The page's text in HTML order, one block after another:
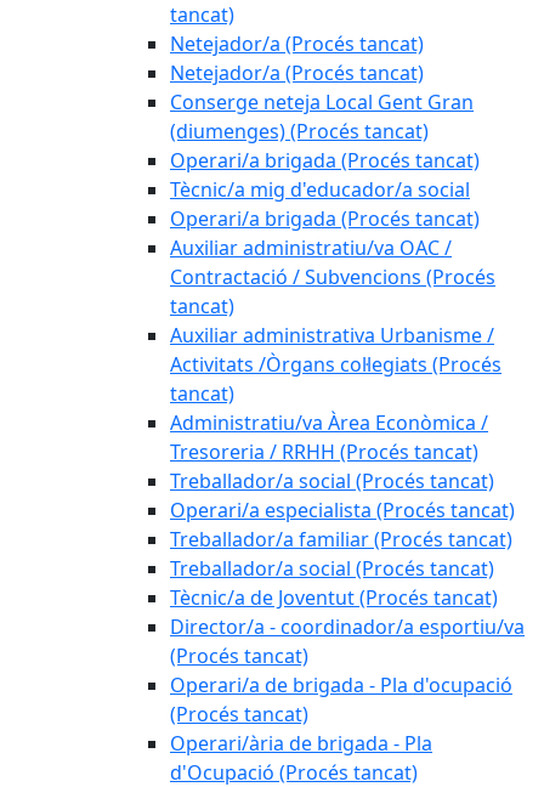
tancat)
Netejador/a (Procés tancat)
Netejador/a (Procés tancat)
Conserge neteja Local Gent Gran
(diumenges) (Procés tancat)
Operari/a brigada (Procés tancat)
Tècnic/a mig d'educador/a social
Operari/a brigada (Procés tancat)
Auxiliar administratiu/va OAC /
Contractació / Subvencions (Procés
tancat)
Auxiliar administrativa Urbanisme /
Activitats /Òrgans col·legiats (Procés
tancat)
Administratiu/va Àrea Econòmica /
Tresoreria / RRHH (Procés tancat)
Treballador/a social (Procés tancat)
Operari/a especialista (Procés tancat)
Treballador/a familiar (Procés tancat)
Treballador/a social (Procés tancat)
Tècnic/a de Joventut (Procés tancat)
Director/a - coordinador/a esportiu/va
(Procés tancat)
Operari/a de brigada - Pla d'ocupació
(Procés tancat)
Operari/ària de brigada - Pla
d'Ocupació (Procés tancat)